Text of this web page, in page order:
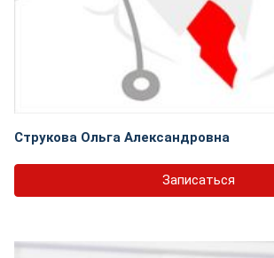
Струкова Ольга Александровна
Записаться